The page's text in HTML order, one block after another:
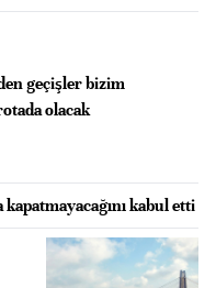
geçişler bizim
olacak
kabul etti